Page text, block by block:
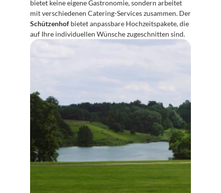
bietet keine eigene Gastronomie, sondern arbeitet
Schützenhof bietet anpassbare Hochzeitspakete, die
auf Ihre individuellen Wünsche zugeschnitten sind.